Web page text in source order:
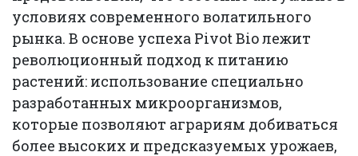
условиях современного волатильного
рынка. В основе успеха Pivot Bio лежит
революционный подход к питанию
растений: использование специально
разработанных микроорганизмов,
которые позволяют аграриям добиваться
более высоких и предсказуемых урожаев,